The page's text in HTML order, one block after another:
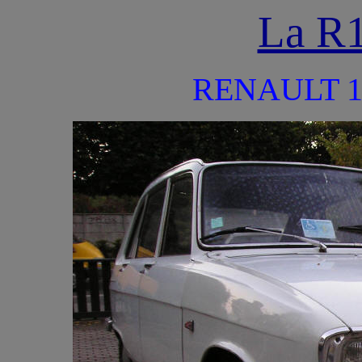
La
RENAULT